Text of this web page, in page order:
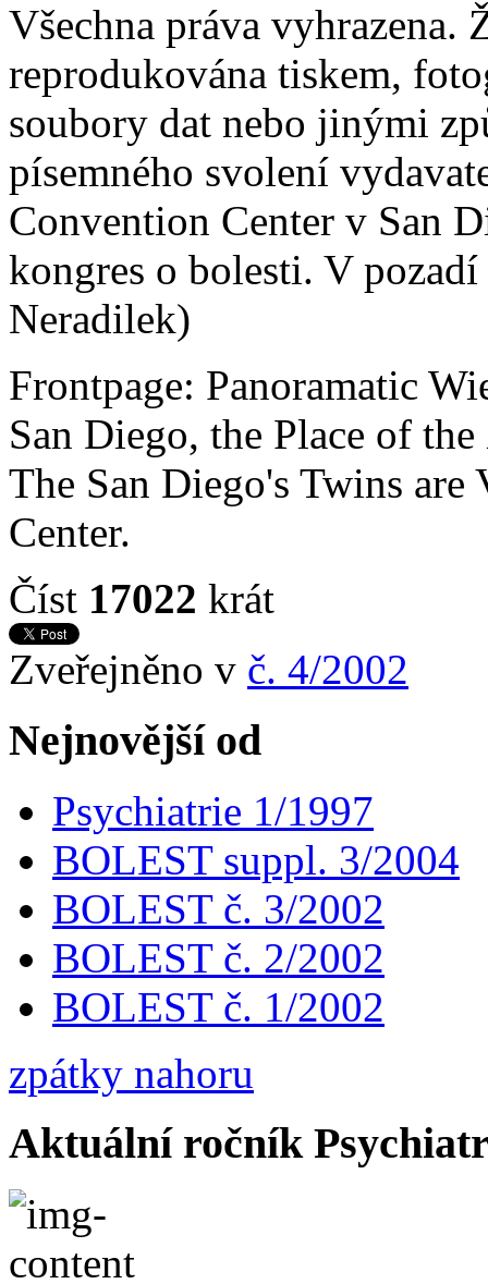
Všechna práva vyhrazena.
reprodukována tiskem,
soubory dat nebo jinými
písemného svolení
Convention Center v San
kongres o bolesti. V
Neradilek)
Frontpage: Panoramatic
San Diego, the Place of
The San Diego's Twins
Center.
Číst 17022 krát
Zveřejněno v č. 4/2002
Nejnovější od
Psychiatrie 1/1997
BOLEST suppl. 3/2004
BOLEST č. 3/2002
BOLEST č. 2/2002
BOLEST č. 1/2002
zpátky nahoru
Aktuální ročník